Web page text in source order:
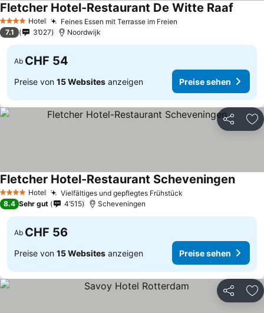
4 Sterne Hotel Feines Essen mit Terrasse im Freien
Fletcher Hotel-Restaurant De Witte Raaf
7.1 3’027 Noordwijk
Ab CHF 54
Preise von 15 Websites anzeigen Preise sehen
Teilen
4 Sterne Hotel Vielfältiges und gepflegtes Frühstück
Fletcher Hotel-Restaurant Scheveningen
8.4 Sehr gut 4’515 Scheveningen
Ab CHF 56
Preise von 15 Websites anzeigen Preise sehen
Teilen